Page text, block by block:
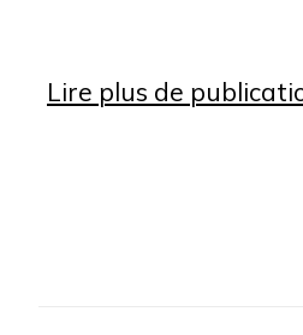
Lire plus de